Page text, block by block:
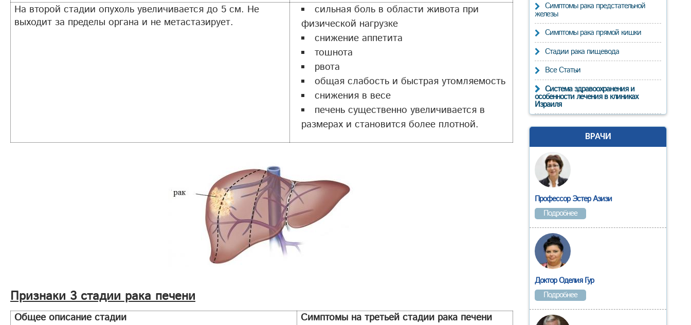
На второй стадии опухоль увеличивается до 5 см. Не
выходит за пределы органа и не метастазирует.
сильная боль в области живота при
физической нагрузке
снижение аппетита
тошнота
рвота
общая слабость и быстрая утомляемость
снижения в весе
печень существенно увеличивается в
размерах и становится более плотной.
Признаки 3 стадии рака печени
Общее описание стадии
Симптомы на третьей стадии рака печени
Симптомы рака предстательной
железы
Симптомы рака прямой кишки
Стадии рака пищевода
Все Статьи
Система здравоохранения и
особенности лечения в клиниках
Израиля
ВРАЧИ
Профессор Эстер Азизи
Подробнее
Доктор Оделия Гур
Подробнее